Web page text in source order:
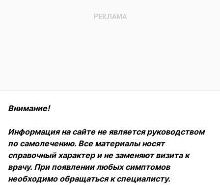
Внимание!
Информация на сайте не является руководством
по самолечению. Все материалы носят
справочный характер и не заменяют визита к
врачу. При появлении любых симптомов
необходимо обращаться к специалисту.